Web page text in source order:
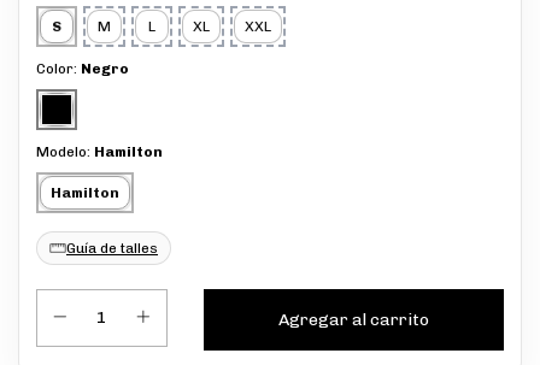
S M L XL XXL
Color: Negro
Modelo: Hamilton
Hamilton
Guía de talles